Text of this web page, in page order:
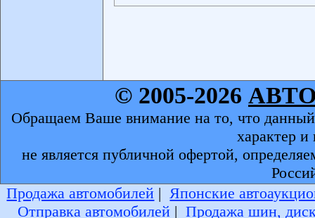
© 2005-2026
Обращаем Ваше внимание на то, что
характер
не является публичной офертой,
Продажа автомобилей | Японские
Отправка автомобилей |Продажа шин,